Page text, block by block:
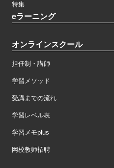
特集
eラーニング
オンラインスクール
担任制・講師
学習メソッド
受講までの流れ
学習レベル表
学習メモplus
网校教师招聘